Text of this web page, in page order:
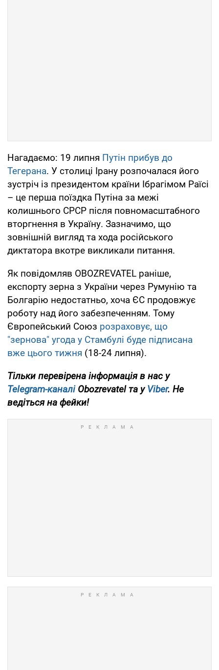
Нагадаємо: 19 липня Путін прибув до
Тегерана. У столиці Ірану розпочалася його
зустріч із президентом країни Ібрагімом Раїсі
– це перша поїздка Путіна за межі
колишнього СРСР після повномасштабного
вторгнення в Україну. Зазначимо, що
зовнішній вигляд та хода російського
диктатора вкотре викликали питання.
Як повідомляв OBOZREVATEL раніше,
експорту зерна з України через Румунію та
Болгарію недостатньо, хоча ЄС продовжує
роботу над його забезпеченням. Тому
Європейський Союз розраховує, що
"зернова" угода у Стамбулі буде підписана
вже цього тижня (18-24 липня).
Тільки перевірена інформація в нас у
Telegram-каналіObozrevatel та уViber. Не
ведіться на фейки!